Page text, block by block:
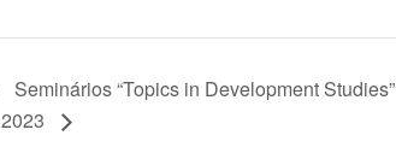
Seminários “Topics in Development Studies”
2023